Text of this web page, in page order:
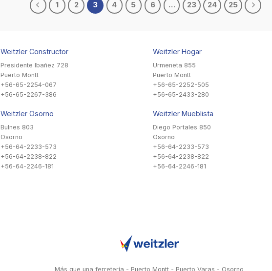
1 2 3 4 5 6 … 23 24 25
Weitzler Constructor
Presidente Ibañez 728
Puerto Montt
+56-65-2254-067
+56-65-2267-386
Weitzler Osorno
Bulnes 803
Osorno
+56-64-2233-573
+56-64-2238-822
+56-64-2246-181
Weitzler Hogar
Urmeneta 855
Puerto Montt
+56-65-2252-505
+56-65-2433-280
Weitzler Mueblista
Diego Portales 850
Osorno
+56-64-2233-573
+56-64-2238-822
+56-64-2246-181
Más que una ferretería - Puerto Montt - Puerto Varas - Osorno